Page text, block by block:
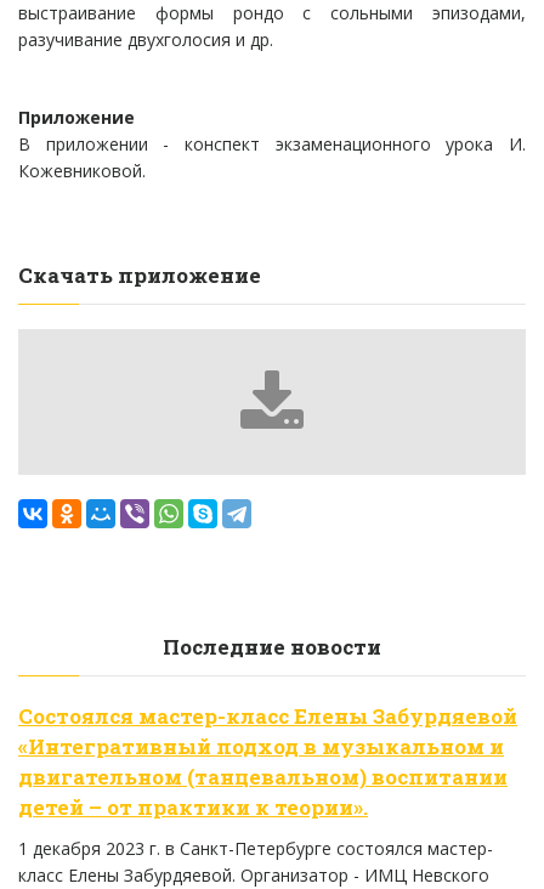
выстраивание формы рондо с сольными эпизодами,
разучивание двухголосия и др.
Приложение
В приложении - конспект экзаменационного урока И.
Кожевниковой.
Скачать приложение
Последние новости
Состоялся мастер-класс Елены Забурдяевой
«Интегративный подход в музыкальном и
двигательном (танцевальном) воспитании
детей – от практики к теории».
1 декабря 2023 г. в Санкт-Петербурге состоялся мастер-
класс Елены Забурдяевой. Организатор - ИМЦ Невского